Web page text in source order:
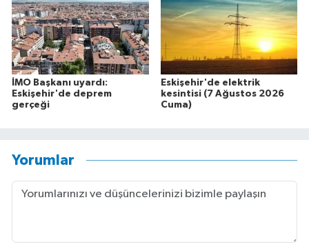
İMO Başkanı uyardı:
Eskişehir'de deprem
gerçeği
Eskişehir'de elektrik
kesintisi (7 Ağustos 2026
Cuma)
Yorumlar